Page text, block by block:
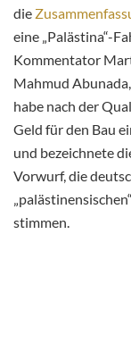
die
eine „Palästina“-
Kommentator
Mahmud
habe nach der
Geld für den Bau
und bezeichnete
Vorwurf, die
stimmen.